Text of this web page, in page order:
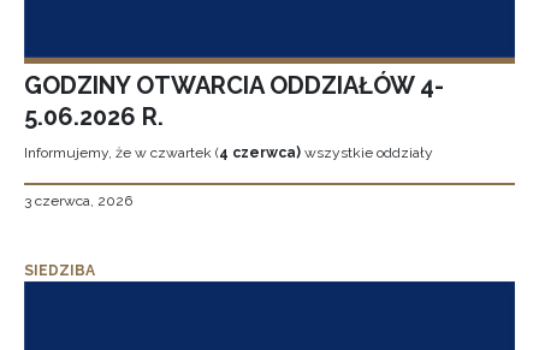
GODZINY OTWARCIA ODDZIAŁÓW 4-
5.06.2026 R.
Informujemy, że w czwartek (4 czerwca) wszystkie oddziały
3 czerwca, 2026
SIEDZIBA